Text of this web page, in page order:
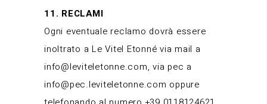
11. RECLAMI
Ogni eventuale reclamo dovrà essere
inoltrato a Le Vitel Etonné via mail a
info@leviteletonne.com, via pec a
info@pec.leviteletonne.com oppure